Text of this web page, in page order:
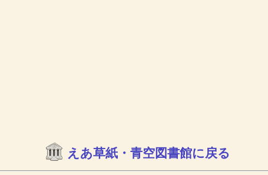
えあ草紙・青空図書館に戻る